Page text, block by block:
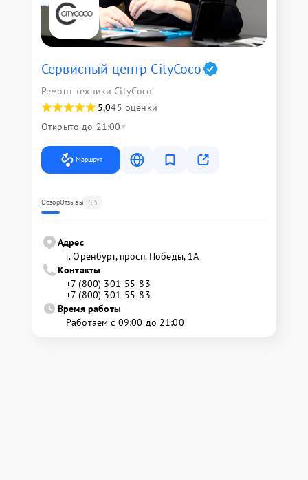
Сервисный центр CityCoco
Ремонт техники CityCoco
5,045 оценки
Открыто до 21:00
Маршрут
ОбзорОтзывы 53
Адрес
г. Оренбург, просп. Победы, 1А
Контакты
+7 (800) 301-55-83
+7 (800) 301-55-83
Время работы
Работаем с 09:00 до 21:00